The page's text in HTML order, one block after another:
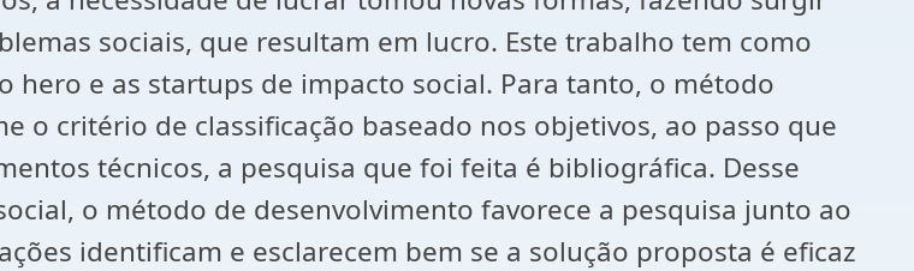
sociais, que resultam em lucro. Este trabalho tem como
e as startups de impacto social. Para tanto, o método
critério de classificação baseado nos objetivos, ao passo que
técnicos, a pesquisa que foi feita é bibliográfica. Desse
o método de desenvolvimento favorece a pesquisa junto ao
identificam e esclarecem bem se a solução proposta é eficaz